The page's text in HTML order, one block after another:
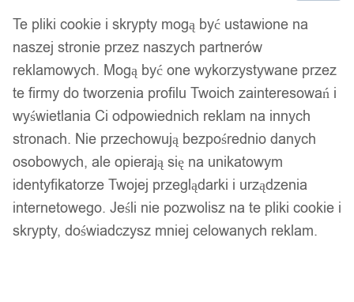
Te pliki cookie i skrypty mogą być ustawione na
naszej stronie przez naszych partnerów
reklamowych. Mogą być one wykorzystywane przez
te firmy do tworzenia profilu Twoich zainteresowań i
wyświetlania Ci odpowiednich reklam na innych
stronach. Nie przechowują bezpośrednio danych
osobowych, ale opierają się na unikatowym
identyfikatorze Twojej przeglądarki i urządzenia
internetowego. Jeśli nie pozwolisz na te pliki cookie i
skrypty, doświadczysz mniej celowanych reklam.